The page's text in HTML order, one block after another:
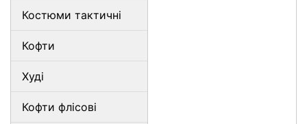
Костюми тактичні
Кофти
Худі
Кофти флісові